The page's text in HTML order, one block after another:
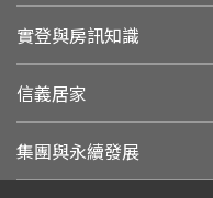
實登與房訊知識
信義居家
集團與永續發展